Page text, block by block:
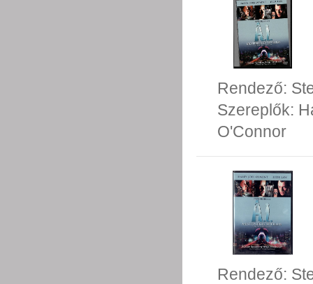
Rendező:
Szereplők:
O'Connor
Rendező: